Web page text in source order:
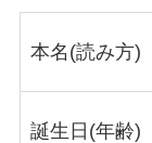
本名(読み方)
誕生日(年齢)